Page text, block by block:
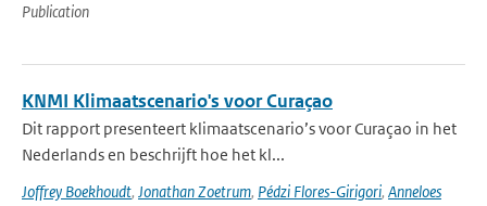
Publication
KNMI Klimaatscenario's voor Curaçao
Dit rapport presenteert klimaatscenario’s voor Curaçao in het
Nederlands en beschrijft hoe het kl...
Joffrey Boekhoudt, Jonathan Zoetrum, Pédzi Flores-Girigori, Anneloes